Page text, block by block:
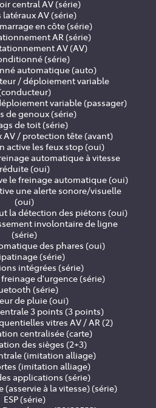
central AV (série)
AV (série)
en côte (série)
AR (série)
AV (AV)
(série)
automatique (auto)
/ déploiement variable
variable (passager)
de genoux (série)
de toit (série)
AV / protection tête (avant)
active les feux stop (oui)
automatique à vitesse
réduite (oui)
le freinage automatique (oui)
une alerte sonore/visuelle
(oui)
la détection des piétons (oui)
involontaire de ligne
(série)
des phares (oui)
(série)
intégrées (série)
d'urgence (série)
(série)
de pluie (oui)
Ceinture AR centrale 3 points (3 points)
vitres AV / AR (2)
centralisée (carte)
des sièges (2+3)
(imitation alliage)
(imitation alliage)
applications (série)
(asservie à la vitesse) (série)
ESP (série)